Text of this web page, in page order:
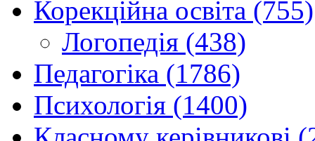
Корекційна освіта (755)
Логопедія (438)
Педагогіка (1786)
Психологія (1400)